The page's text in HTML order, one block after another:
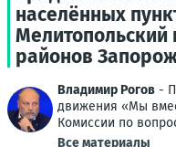
населённых
Мелитопольский
районов
Владимир Рогов -
движения «Мы
Комиссии по
проектам и
Все материалы